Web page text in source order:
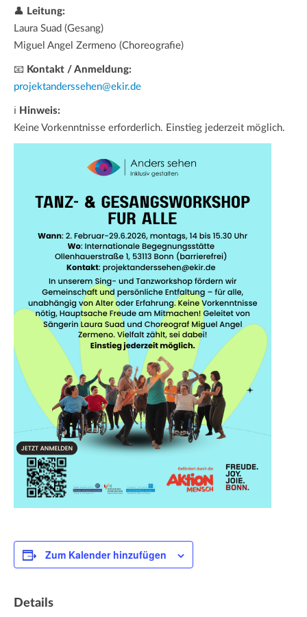
👤 Leitung:
Laura Suad (Gesang)
Miguel Angel Zermeno (Choreografie)
📧 Kontakt / Anmeldung:
projektanderssehen@ekir.de
ℹ Hinweis:
Keine Vorkenntnisse erforderlich. Einstieg jederzeit möglich.
Zum Kalender hinzufügen
Details